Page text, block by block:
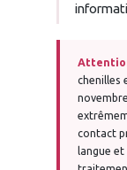
chenilles
contact
langue